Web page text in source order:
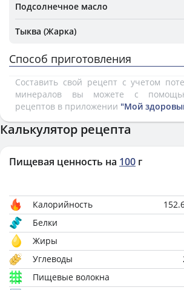
Подсолнечное масло
Тыква (Жарка)
Способ приготовления
Составить свой рецепт с учетом
минералов вы можете с помощью
рецептов в приложении "Мой
Калькулятор рецепта
Пищевая ценность на 100 г
Калорийность
Белки
Жиры
Углеводы
Пищевые волокна